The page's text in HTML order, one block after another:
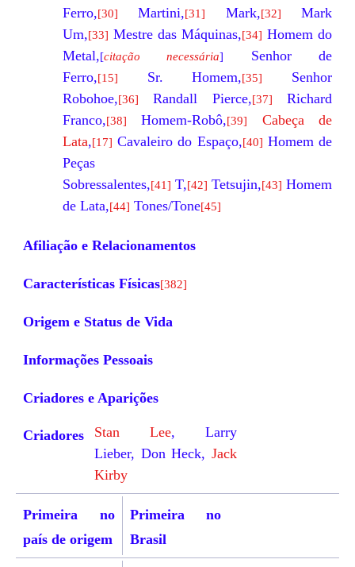
Ferro,[30] Martini,[31] Mark,[32]
Mark
Um,[33] Mestre das Máquinas,[34] Homem do
Metal,[citação necessária]
Senhor de
Ferro,[15] Sr. Homem,[35]
Senhor
Robohoe,[36] Randall Pierce,[37]
Richard
Franco,[38] Homem-Robô,[39]
Cabeça de
Lata,[17] Cavaleiro do Espaço,[40] Homem de
Peças
Sobressalentes,[41] T,[42] Tetsujin,[43] Homem
de Lata,[44] Tones/Tone[45]
Afiliação e Relacionamentos
Características Físicas[382]
Origem e Status de Vida
Informações Pessoais
Criadores e Aparições
Criadores Stan Lee, Larry
Lieber, Don Heck,Jack
Kirby
Primeira no
país de origem
Primeira no
Brasil